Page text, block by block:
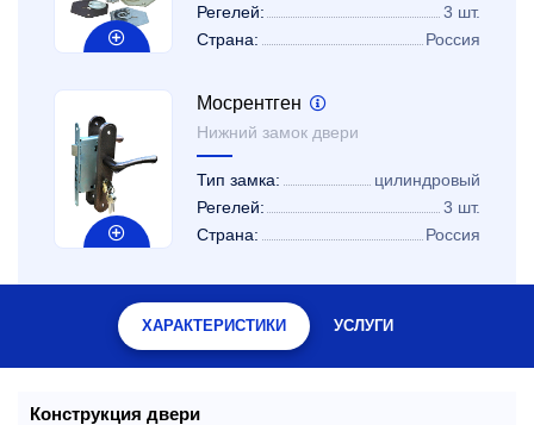
Регелей:
3 шт.
Страна:
Россия
Мосрентген
Нижний замок двери
Тип замка:
цилиндровый
Регелей:
3 шт.
Страна:
Россия
ХАРАКТЕРИСТИКИ УСЛУГИ
Конструкция двери